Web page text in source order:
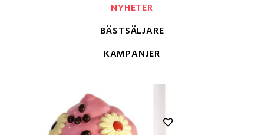
NYHETER
BÄSTSÄLJARE
KAMPANJER